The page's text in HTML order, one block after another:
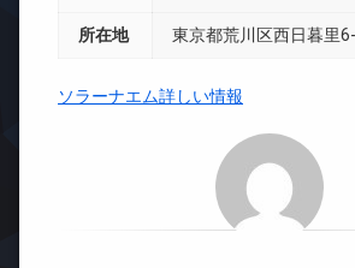
所在地 東京都荒川区西日暮里
ソラーナエム詳しい情報